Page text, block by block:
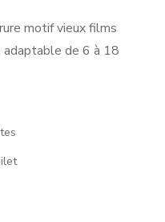
motif vieux films
adaptable de 6 à 18